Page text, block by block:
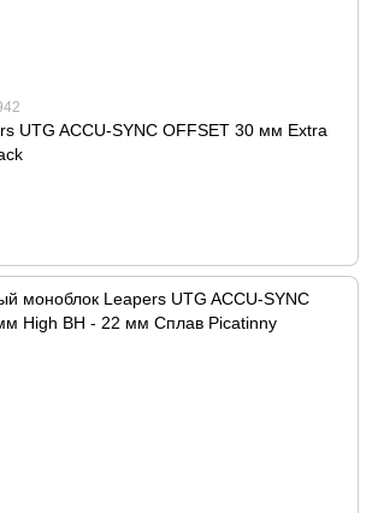
UTG ACCU-SYNC OFFSET 30 мм Extra